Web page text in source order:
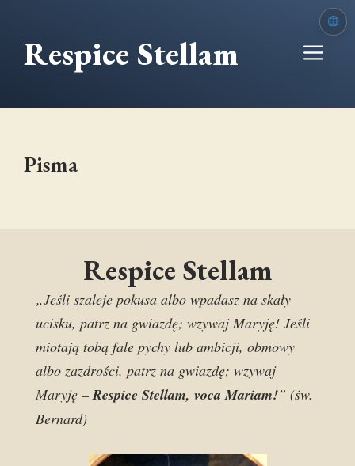
treściRespice Stellam
Pisma
Respice Stellam
„Jeśli szaleje pokusa albo wpadasz na skały
ucisku, patrz na gwiazdę; wzywaj Maryję! Jeśli
miotają tobą fale pychy lub ambicji, obmowy
albo zazdrości, patrz na gwiazdę; wzywaj
Maryję –Respice Stellam, voca Mariam!” (św.
Bernard)